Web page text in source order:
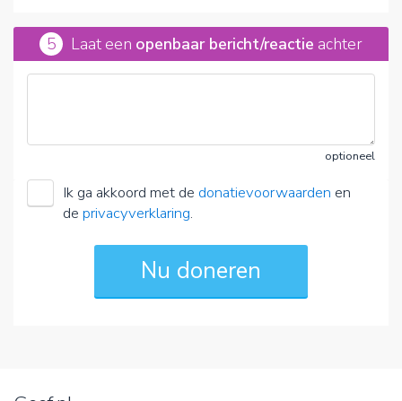
5 Laat een openbaar bericht/reactie achter
optioneel
Ik ga akkoord met de donatievoorwaarden en
de privacyverklaring.